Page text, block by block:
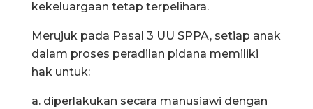
kekeluargaan tetap terpelihara.
Merujuk pada Pasal 3 UU SPPA, setiap anak
dalam proses peradilan pidana memiliki
hak untuk:
a. diperlakukan secara manusiawi dengan